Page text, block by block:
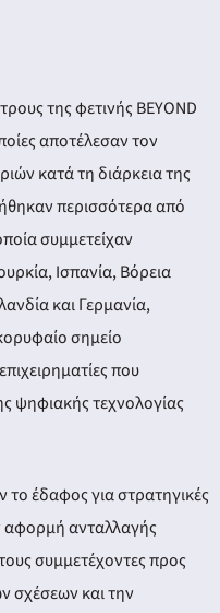
της φετινής BEYOND
αποτέλεσαν τον
κατά τη διάρκεια της
περισσότερα από
συμμετείχαν
Ισπανία, Βόρεια
και Γερμανία,
σημείο
που
ψηφιακής τεχνολογίας
το έδαφος για στρατηγικές
αφορμή ανταλλαγής
συμμετέχοντες προς
σχέσεων και την